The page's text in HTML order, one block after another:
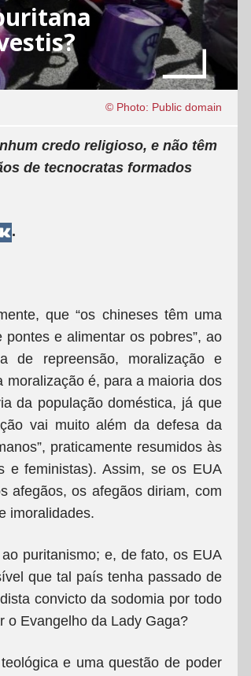
© Photo: Public domain
credo religioso, e não têm
de tecnocratas formados
.
que “os chineses têm uma
e alimentar os pobres”, ao
de repreensão, moralização e
moralização é, para a maioria dos
da população doméstica, já que
vai muito além da defesa da
praticamente resumidos às
e feministas). Assim, se os EUA
afegãos, os afegãos diriam, com
imoralidades.
puritanismo; e, de fato, os EUA
que tal país tenha passado de
convicto da sodomia por todo
o Evangelho da Lady Gaga?
e uma questão de poder